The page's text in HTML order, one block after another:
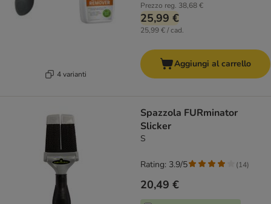
4 varianti
Prezzo reg. 38,68 €
25,99 €
25,99 € / cad.
Aggiungi al carrello
Spazzola FURminator
Slicker
S
20,49 €
Rating: 3.9/5 (14)